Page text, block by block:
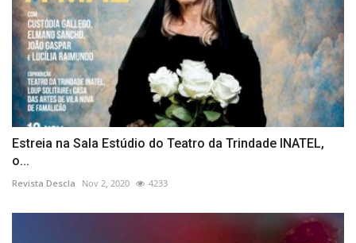
Estreia na Sala Estúdio do Teatro da Trindade INATEL,
o...
Revista Descla Nov 2, 2020 4233